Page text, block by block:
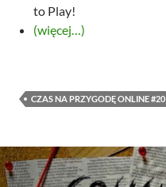
to Play!
(więcej…)
CZAS NA PRZYGODĘ ONLINE #20